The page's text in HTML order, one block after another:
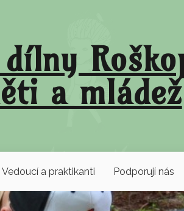
a mládež
Vedoucí a praktikanti Podporují nás